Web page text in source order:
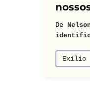
De
Exílio